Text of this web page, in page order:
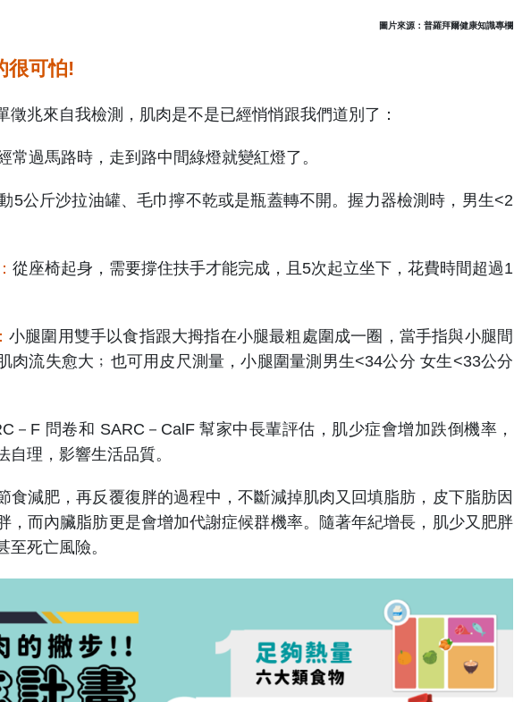
圖片來源：普羅拜爾健康知識專欄
很可怕!
徵兆來自我檢測，肌肉是不是已經悄悄跟我們道別了：
常過馬路時，走到路中間綠燈就變紅燈了。
5公斤沙拉油罐、毛巾擰不乾或是瓶蓋轉不開。握力器檢測時，男生<2
： 從座椅起身，需要撐住扶手才能完成，且5次起立坐下，花費時間超過1
：小腿圍用雙手以食指跟大拇指在小腿最粗處圍成一圈，當手指與小腿間
肉流失愈大﹔也可用皮尺測量，小腿圍量測男生<34公分 女生<33公分
－F 問卷和 SARC－CalF 幫家中長輩評估，肌少症會增加跌倒機率，
自理，影響生活品質。
食減肥，再反覆復胖的過程中，不斷減掉肌肉又回填脂肪，皮下脂肪因
，而內臟脂肪更是會增加代謝症候群機率。隨著年紀增長，肌少又肥胖
至死亡風險。